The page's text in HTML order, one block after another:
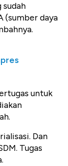
sudah
(sumber daya
untuk
Dan
Tugas